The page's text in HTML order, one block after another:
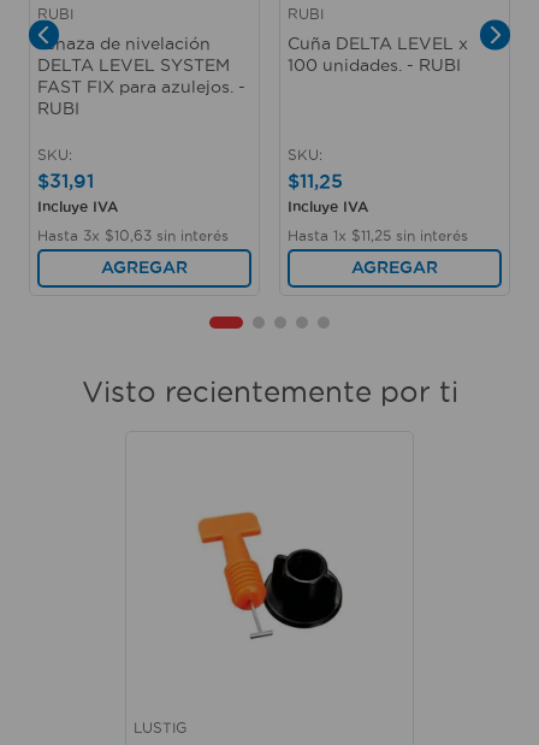
RUBI
Tenaza de nivelación
DELTA LEVEL SYSTEM
FAST FIX para azulejos. -
RUBI
SKU:
$31,91
Incluye IVA
Hasta 3x $10 63 sin interés
AGREGAR
RUBI
Cuña DELTA LEVEL x
100 unidades. - RUBI
SKU:
$11,25
Incluye IVA
Hasta 1x $11 25 sin interés
AGREGAR
Visto recientemente por ti
LUSTIG